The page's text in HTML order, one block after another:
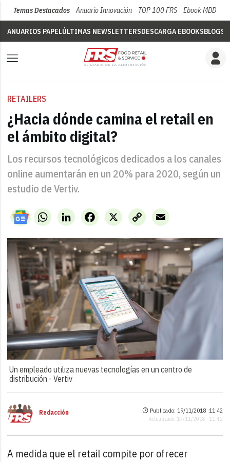
Temas Destacados Anuario Innovación TOP 100 FRS Ebook MDD
ANUARIOS PAPELÚLTIMAS NEWSLETTERSDESCARGA EBOOKSBLOGS
RETAILERS
¿Hacia dónde camina el retail en
el ámbito digital?
Los recursos tecnológicos dedicados a los canales
online aumentarán en un 20% para 2020, según un
estudio de Vertiv.
WhatsAppLinkedIn X
Facebook
Copy
Link
Email
Un empleado utiliza nuevas tecnologías en un centro de
distribución -Vertiv
Redacción Publicado: 19/11/2018 ·11:42
Actualizado: 19/11/2018 · 11:42
A medida que el retail compite por ofrecer